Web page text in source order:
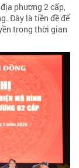
phương 2 cấp,
Đây là tiền đề để
trong thời gian